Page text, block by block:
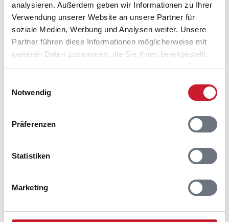
analysieren. Außerdem geben wir Informationen zu Ihrer
Verwendung unserer Website an unsere Partner für
soziale Medien, Werbung und Analysen weiter. Unsere
Partner führen diese Informationen möglicherweise mit
weiteren Daten zusammen, die Sie ihnen bereitgestellt
Notwendig
Präferenzen
Statistiken
Marketing
Lageplan
Adresse
Ferienhaus LK129
Magnus Christensensvej 87
9480 Løkken